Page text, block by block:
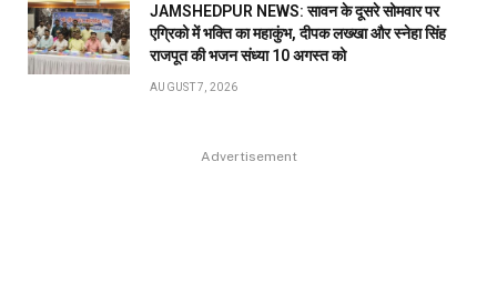
JAMSHEDPUR NEWS: सावन के दूसरे सोमवार पर
एग्रिको में भक्ति का महाकुंभ, दीपक लख्खा और स्नेहा सिंह
राजपूत की भजन संध्या 10 अगस्त को
AUGUST 7, 2026
Advertisement